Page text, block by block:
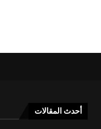
أحدث المقالات